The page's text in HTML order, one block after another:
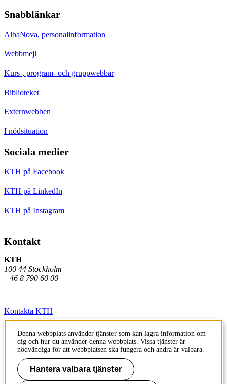
Snabblänkar
AlbaNova, personalinformation
Webbmejl
Kurs-, program- och gruppwebbar
Biblioteket
Externwebben
I nödsituation
Sociala medier
KTH på Facebook
KTH på LinkedIn
KTH på Instagram
Kontakt
KTH
100 44 Stockholm
+46 8 790 60 00
Kontakta KTH
Jobba på KTH
Press och media
Faktura och betalning KTH
Denna webbplats använder tjänster som kan lagra information om
dig och hur du använder denna webbplats. Vissa tjänster är
nödvändiga för att webbplatsen ska fungera och andra är valbara.
Hantera valbara tjänster